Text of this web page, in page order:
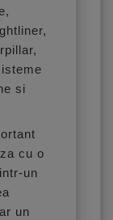
si
cu o
un
un